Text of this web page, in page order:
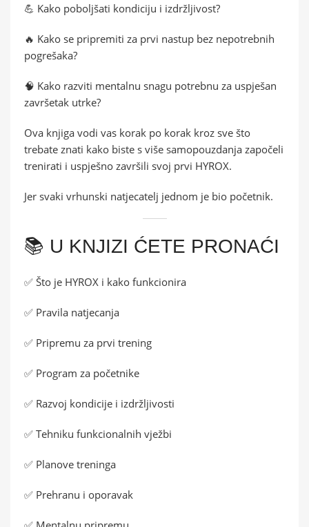
💪 Kako poboljšati kondiciju i izdržljivost?
🔥 Kako se pripremiti za prvi nastup bez nepotrebnih
pogrešaka?
🧠 Kako razviti mentalnu snagu potrebnu za uspješan
završetak utrke?
Ova knjiga vodi vas korak po korak kroz sve što
trebate znati kako biste s više samopouzdanja započeli
trenirati i uspješno završili svoj prvi HYROX.
Jer svaki vrhunski natjecatelj jednom je bio početnik.
📚 U KNJIZI ĆETE PRONAĆI
✅ Što je HYROX i kako funkcionira
✅ Pravila natjecanja
✅ Pripremu za prvi trening
✅ Program za početnike
✅ Razvoj kondicije i izdržljivosti
✅ Tehniku funkcionalnih vježbi
✅ Planove treninga
✅ Prehranu i oporavak